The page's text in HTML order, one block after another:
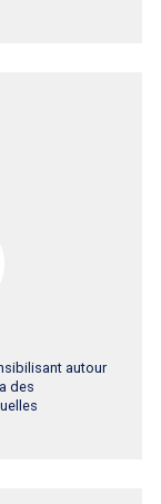
autour
des